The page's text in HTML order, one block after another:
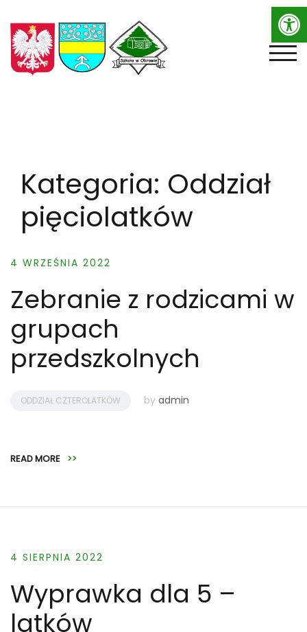
to
content
Kategoria: Oddział
pięciolatków
4 WRZEŚNIA 2022
Zebranie z rodzicami w
grupach
przedszkolnych
ODDZIAŁ CZTEROLATKÓW by admin
READ MORE >>
4 SIERPNIA 2022
Wyprawka dla 5 –
latków